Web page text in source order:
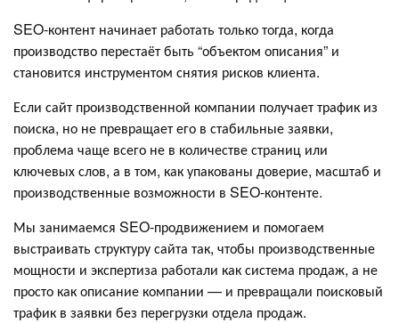
SEO-контент начинает работать только тогда, когда
производство перестаёт быть “объектом описания” и
становится инструментом снятия рисков клиента.
Если сайт производственной компании получает трафик из
поиска, но не превращает его в стабильные заявки,
проблема чаще всего не в количестве страниц или
ключевых слов, а в том, как упакованы доверие, масштаб и
производственные возможности в SEO-контенте.
Мы занимаемся SEO-продвижением и помогаем
выстраивать структуру сайта так, чтобы производственные
мощности и экспертиза работали как система продаж, а не
просто как описание компании — и превращали поисковый
трафик в заявки без перегрузки отдела продаж.